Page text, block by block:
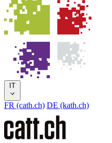
IT
FR (cath.ch) DE (kath.ch)